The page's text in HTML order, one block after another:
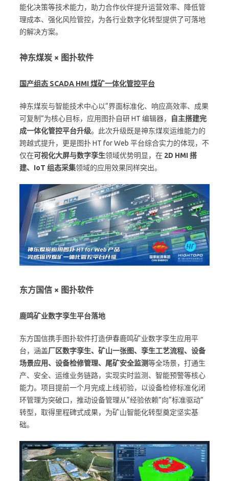
能化决策等技术能力，助力合作伙伴提升运营效率、降低管
理成本、强化风险管控，为各行业数字化转型提供了可落地
的解决方案。
神东煤炭 × 图扑软件
国产组态 SCADA HMI 煤矿一体化管控平台
神东煤炭与智能技术中心以“界面标准化、响应高效率、成果
可复制”为核心目标，应用图扑自研 HT 编辑器，
自主搭建完
成一体化管控平台升级。此次升级既是神东煤炭运维能力的
跨越式提升，更是图扑 HT for Web 平台综合实力的体现，不
仅在可视化大屏与数字孪生领域优势明显，在 2D HMI 搭
建、IoT 组态采集领域的应用效果同样突出。
东方国信 × 图扑软件
鹿鸣矿业数字孪生平台落地
东方国信携手图扑软件打造伊春鹿鸣矿业数字孪生应用平
台，涵盖厂区数字孪生、矿山一张图、孪生工艺流程、设备
场景应用、设备检修管理、尾矿安全监测等全场景，打通生
产、安全、运维业务链路，实现实时监测、智能预警等核心
能力。项目提前一个月完成上线初验，以设备检修标准化闭
环管理为突破口，推动设备管理从“经验依赖”向“标准驱动”
转型，取得里程碑式成果，为矿山智能化转型奠定坚实基
础。